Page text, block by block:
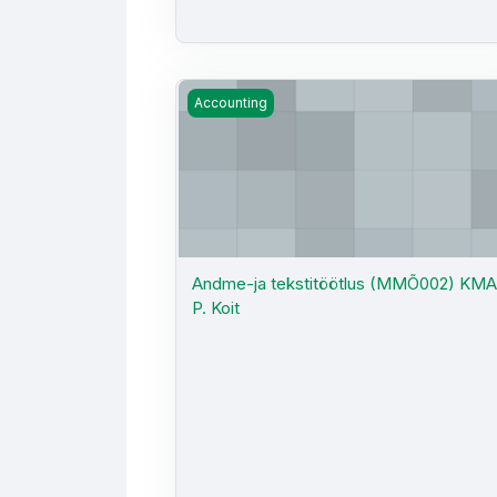
Andme-ja tekstitöötlus (MMÕ002) KMA -
Accounting
Andme-ja tekstitöötlus (MMÕ002)
P. Koit